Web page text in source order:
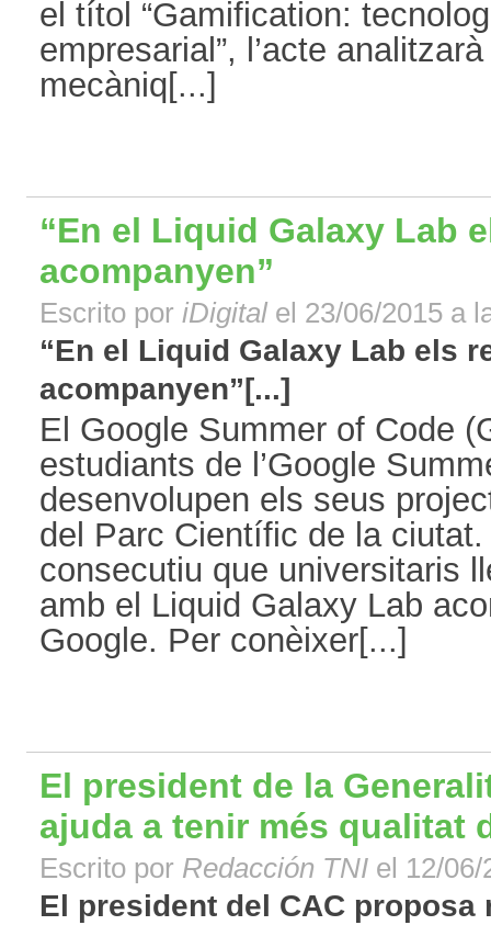
el títol “Gamification:
empresarial”, l’acte
mecàniq[...]
“En el Liquid Galaxy Lab
acompanyen”
Escrito por iDigital el 23/06/2015 a
“En el Liquid Galaxy Lab els
acompanyen”[...]
El Google Summer of Code
estudiants de l’Google
desenvolupen els seus
del Parc Científic de la
consecutiu que universitaris
amb el Liquid Galaxy Lab
Google. Per conèixer[...]
El president de la
ajuda a tenir més qualitat
Escrito por Redacción TNI el 12/06/
El president del CAC